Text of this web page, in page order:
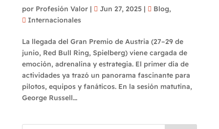
por Profesión Valor| Jun 27, 2025| Blog,
Internacionales
La llegada del Gran Premio de Austria (27–29 de
junio, Red Bull Ring, Spielberg) viene cargada de
emoción, adrenalina y estrategia. El primer día de
actividades ya trazó un panorama fascinante para
pilotos, equipos y fanáticos. En la sesión matutina,
George Russell...